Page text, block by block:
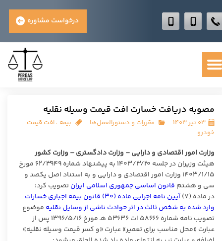
درخواست مشاوره
مصوبه دریافت خسارت افت قیمت وسیله نقلیه
۰۳ تیر ۱۴۰۳ مقررات و دستورالعمل‌ها بیمه ، افت قیمت
خودرو
وزارت امور اقتصادی و دارایی – وزارت دادگستری – وزارت کشور
هیئت وزیران در جلسه ۱۴۰۳/۳/۲۰ به پیشنهاد شماره ۶۲/۳۹۴۹ مورخ
۱۴۰۳/۱/۱۵ وزارت امور اقتصادی و دارایی و به استناد اصل یکصد و
سی و هشتم قانون اساسی جمهوری اسلامی ایرانتصویب کرد:
در ماده (۷)
آیین نامه اجرایی ماده (۳۰) قانون بیمه اجباری خسارات
وارد شده به شخص ثالث در اثر حوادث ناشی از وسایل نقلیه موضوع
تصویب نامه شماره ۵۸۶۶۶ ات ۵۳۶۳۶ هـ مورخ ۱۳۹۶/۵/۱۶ پس از
عبارت «محل مناسب برای تعمیر» عبارت «و کسر قیمت وسیله نقلیه»